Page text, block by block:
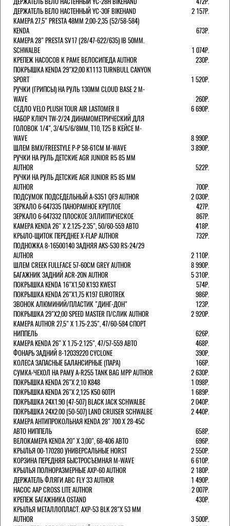
ДЕРЖАТЕЛЬ ВЕЛО НАСТЕННЫЙ YC-30F BIKEHAND
2 157Р.
КАМЕРА 27,5" PRESTA 48ММ 2,00-2,35 (52/58-584)
KENDA
673Р.
КАМЕРА 28" PRESTA SV17 (28/47-622/635) IB 50MM.
SCHWALBE
1 074Р.
КРЕПЕЖ НАСОСОВ К РАМЕ ВЕЛОСИПЕДА AUTHOR
230Р.
ПОКРЫШКА KENDA 29"Х2,00 K1113 TURNBULL CANYON
SPORT
1 520Р.
РУЧКИ (ГРИПСЫ) НА РУЛЬ 130ММ CLOUD BASE 2 M-
WAVE
260Р.
СЕДЛО VELO PLUSH TOUR AIR LASTOMER II
6 690Р.
НАБОР КЛЮЧ TW-2/24 ДИНАМОМЕТРИЧЕСКИЙ ДЛЯ
ГОЛОВОК 1/4", 3/4/5/6/8ММ, T10, T25 В КЕЙСЕ M-
WAVE
8 990Р.
ШЛЕМ ВМХ/FREESTYLE Р-Р 58-61СМ M-WAVE
3 890Р.
РУЧКИ НА РУЛЬ ДЕТСКИЕ AGR JUNIOR R5 85 ММ
AUTHOR
522Р.
РУЧКИ НА РУЛЬ ДЕТСКИЕ AGR JUNIOR R5 85 ММ
AUTHOR
700Р.
ПОДСУМОК ПОДСЕДЕЛЬНЫЙ A-S351 QF9 AUTHOR
2 030Р.
ЗЕРКАЛО 6-647335 ПАНОРАМНОЕ КРУГЛОЕ
427Р.
ЗЕРКАЛО 6-647332 ПЛОСКОЕ ЭЛЛИПТИЧЕСКОЕ
867Р.
КАМЕРА KENDA 26" Х 2.125-2.35", 50/60-559 АВТО
418Р.
КРЫЛО-ЩИТОК ПЕРЕДНЕЕ X-FLAP AUTHOR
732Р.
ПОДНОЖКА 8-16500140 ЗАДНЯЯ AKS-530 RS-24/29
AUTHOR
2 110Р.
ШЛЕМ CREEK FULLFACE 57-60СМ GREY AUTHOR
8 990Р.
БАГАЖНИК ЗАДНИЙ ACR-20N AUTHOR
5 310Р.
ПОКРЫШКА KENDA 16"Х1,50 K193 KWEST
574Р.
ПОКРЫШКА KENDA 26"Х1,75 K197 EUROTREK
986Р.
ЗВОНОК АЛЮМИНИЙ/ПЛАСТИК "ДИНГ-ДОН"
123Р.
ПОКРЫШКА 29"Х2,00 SPEED MASTER П/СЛИК AUTHOR
2 920Р.
КАМЕРА AUTHOR 27,5" Х 1.75-2.35", 47/60-584 СПОРТ
НИППЕЛЬ
626Р.
КАМЕРА KENDA 26" Х 1.75-2.125", 47/57-559 АВТО
468Р.
ФОНАРЬ ЗАДНИЙ 8-12039220 CYCLONE
390Р.
КОЛЕСА ЗАПАСНЫЕ БАЛАНСИРНЫЕ (ПАРА)
166Р.
CУМКА-ЧЕХОЛ НА РАМУ A-R255 TANK BAG MPP AUTHOR
2 630Р.
ПОКРЫШКА KENDA 26"Х 2,10 K848
1 098Р.
ПОКРЫШКА KENDA 26"Х 2,125 K50 60TPI
1 689Р.
ПОКРЫШКА 24X1.90 (47-507) BLACK JACK SCHWALBE
2 040Р.
ПОКРЫШКА 24X2.00 (50-507) LAND CRUISER SCHWALBE
2 440Р.
КАМЕРА АНТИПРОКОЛЬНАЯ KENDA 28" 700 Х 28-45C
АВТО НИППЕЛЬ
658Р.
ВЕЛОКАМЕРА KENDA 20" Х 3,00", 68-406 АВТО
696Р.
КРЫЛЬЯ 00-170280 УНИВЕРСАЛЬНЫЕ HORST
2 550Р.
КОРЗИНА ПЕРЕДНЯЯ БЫСТРОСЪЕМНАЯ M-WAVE
6 610Р.
КРЫЛЬЯ ПОЛНОРАЗМЕРНЫЕ AXP-60 AUTHOR
2 180Р.
ДЕРЖАТЕЛЬ ФЛЯГИ АВС FLY 33 AUTHOR
1 490Р.
НАСОС AAP CROSS LITE AUTHOR
2 007Р.
КРЕПЕЖ БАГАЖНИКА OSTAND
430Р.
КРЫЛЬЯ МЕТАЛЛОПЛАСТ. AXP-53 BLK 28"Х 53 ММ
AUTHOR
3 500Р.